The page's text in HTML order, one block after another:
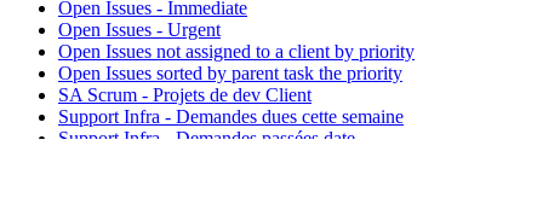
Open Issues - Immediate
Open Issues - Urgent
Open Issues not assigned to a client by priority
Open Issues sorted by parent task the priority
SA Scrum - Projets de dev Client
Support Infra - Demandes dues cette semaine
Support Infra - Demandes passées date